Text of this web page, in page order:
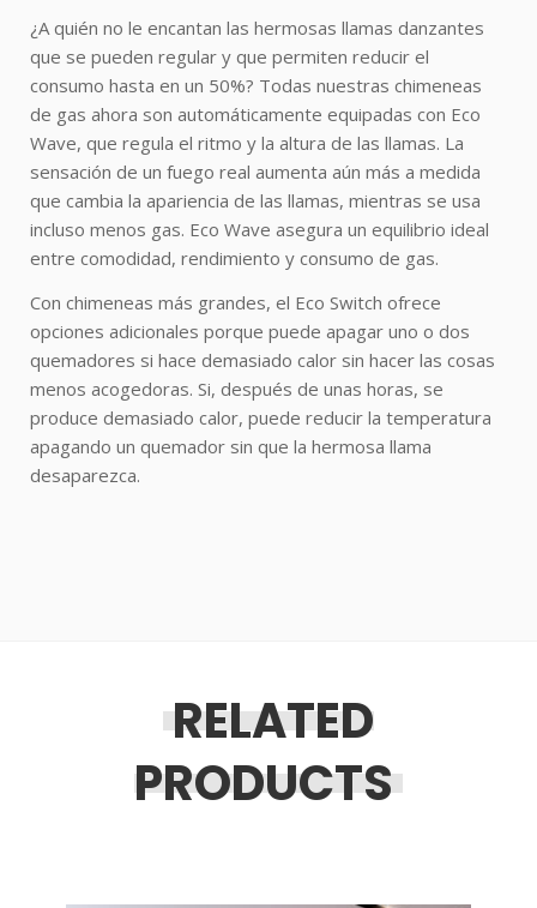
¿A quién no le encantan las hermosas llamas danzantes
que se pueden regular y que permiten reducir el
consumo hasta en un 50%? Todas nuestras chimeneas
de gas ahora son automáticamente equipadas con Eco
Wave, que regula el ritmo y la altura de las llamas. La
sensación de un fuego real aumenta aún más a medida
que cambia la apariencia de las llamas, mientras se usa
incluso menos gas. Eco Wave asegura un equilibrio ideal
entre comodidad, rendimiento y consumo de gas.
Con chimeneas más grandes, el Eco Switch ofrece
opciones adicionales porque puede apagar uno o dos
quemadores si hace demasiado calor sin hacer las cosas
menos acogedoras. Si, después de unas horas, se
produce demasiado calor, puede reducir la temperatura
apagando un quemador sin que la hermosa llama
desaparezca.
RELATED
PRODUCTS